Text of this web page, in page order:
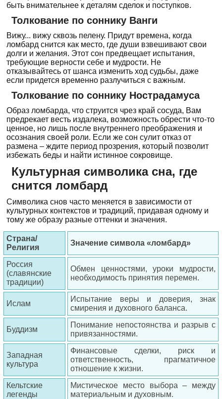
быть внимательнее к деталям сделок и поступков.
Толкование по соннику Ванги
Вижу... вижу сквозь пелену. Придут времена, когда
ломбард снится как место, где души взвешивают свои
долги и желания. Этот сон предвещает испытания,
требующие верности себе и мудрости. Не
отказывайтесь от шанса изменить ход судьбы, даже
если придется временно разлучиться с важным.
Толкование по соннику Нострадамуса
Образ ломбарда, что струится чрез край сосуда, Вам
предрекает весть издалека, возможность обрести что-то
ценное, но лишь после внутреннего преображения и
осознания своей роли. Если же сон сулит отказ от
размена – ждите период прозрения, который позволит
избежать беды и найти истинное сокровище.
Культурная символика сна, где
снится ломбард
Символика снов часто меняется в зависимости от
культурных контекстов и традиций, придавая одному и
тому же образу разные оттенки и значения.
Страна/
Религия
Значение символа «ломбард»
Россия
(славянские
традиции)
Обмен ценностями, уроки мудрости,
необходимость принятия перемен.
Ислам
Испытание веры и доверия, знак
смирения и духовного баланса.
Буддизм
Понимание непостоянства и разрыв с
привязанностями.
Западная
культура
Финансовые сделки, риск и
ответственность, прагматичное
отношение к жизни.
Кельтские
легенды
Мистическое место выбора – между
материальным и духовным.